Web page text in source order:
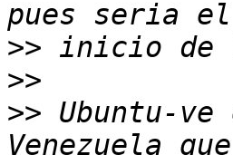
>>
>>
>> Ubuntu-